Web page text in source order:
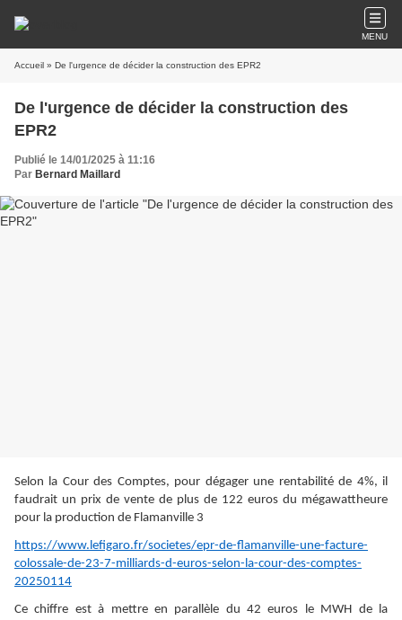
MENU
Accueil » De l'urgence de décider la construction des EPR2
De l'urgence de décider la construction des
EPR2
Publié le 14/01/2025 à 11:16
Par Bernard Maillard
Selon la Cour des Comptes, pour dégager une rentabilité de 4%, il
faudrait un prix de vente de plus de 122 euros du mégawattheure
pour la production de Flamanville 3
https://www.lefigaro.fr/societes/epr-de-flamanville-une-facture-
colossale-de-23-7-milliards-d-euros-selon-la-cour-des-comptes-
20250114
Ce chiffre est à mettre en parallèle du 42 euros le MWH de la